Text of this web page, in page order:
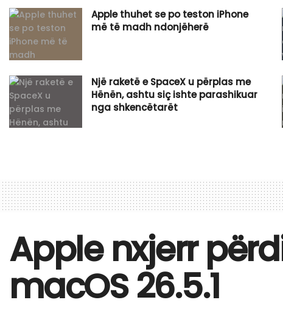
Apple thuhet se po teston iPhone
më të madh ndonjëherë
Një raketë e SpaceX u përplas me
Hënën, ashtu siç ishte parashikuar
nga shkencëtarët
Apple nxjerr
macOS 26.5.1